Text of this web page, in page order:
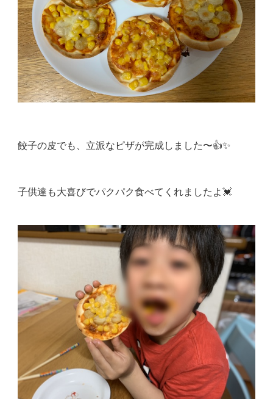
餃子の皮でも、立派なピザが完成しました〜👍✨
子供達も大喜びでパクパク食べてくれましたよ💓